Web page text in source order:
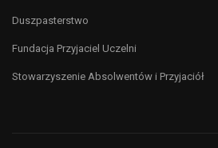
Duszpasterstwo
Fundacja Przyjaciel Uczelni
Stowarzyszenie Absolwentów i Przyjaciół